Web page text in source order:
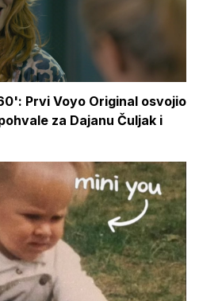
Prvi Voyo Original osvojio
za Dajanu Čuljak i